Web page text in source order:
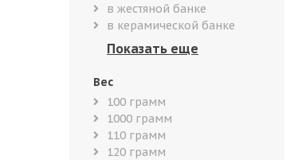
в жестяной банке
в керамической банке
Вес
100 грамм
1000 грамм
110 грамм
120 грамм